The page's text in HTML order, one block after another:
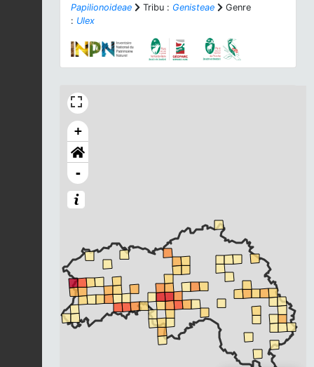
Papilionoideae
Tribu : Genisteae
Genre
: Ulex
+
-